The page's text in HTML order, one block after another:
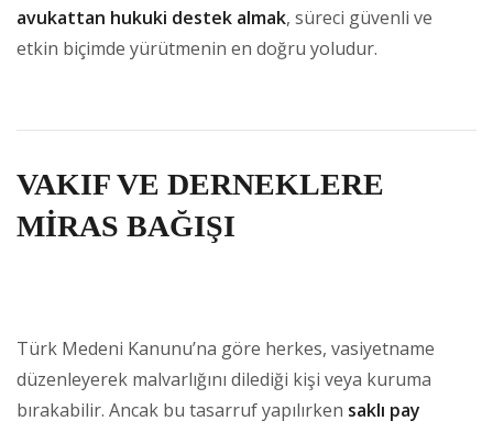
avukattan hukuki destek almak, süreci güvenli ve
etkin biçimde yürütmenin en doğru yoludur.
VAKIF VE DERNEKLERE
MİRAS BAĞIŞI
Türk Medeni Kanunu’na göre herkes, vasiyetname
düzenleyerek malvarlığını dilediği kişi veya kuruma
bırakabilir. Ancak bu tasarruf yapılırken saklı pay